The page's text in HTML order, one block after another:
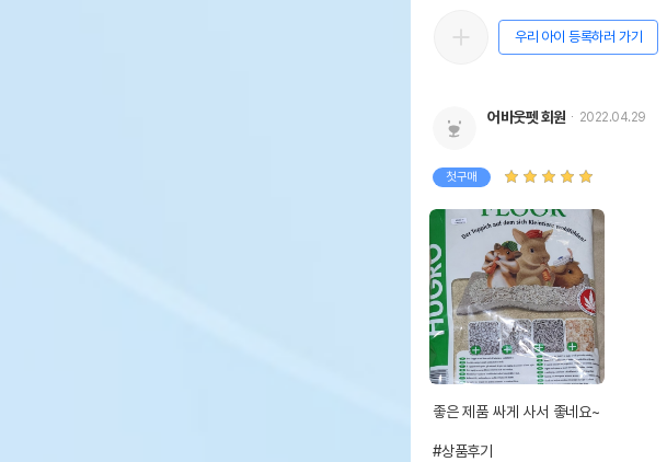
우리 아이 등록하러 가기
어바웃펫 회원 2022.04.29
첫구매
좋은 제품 싸게 사서 좋네요~
#상품후기